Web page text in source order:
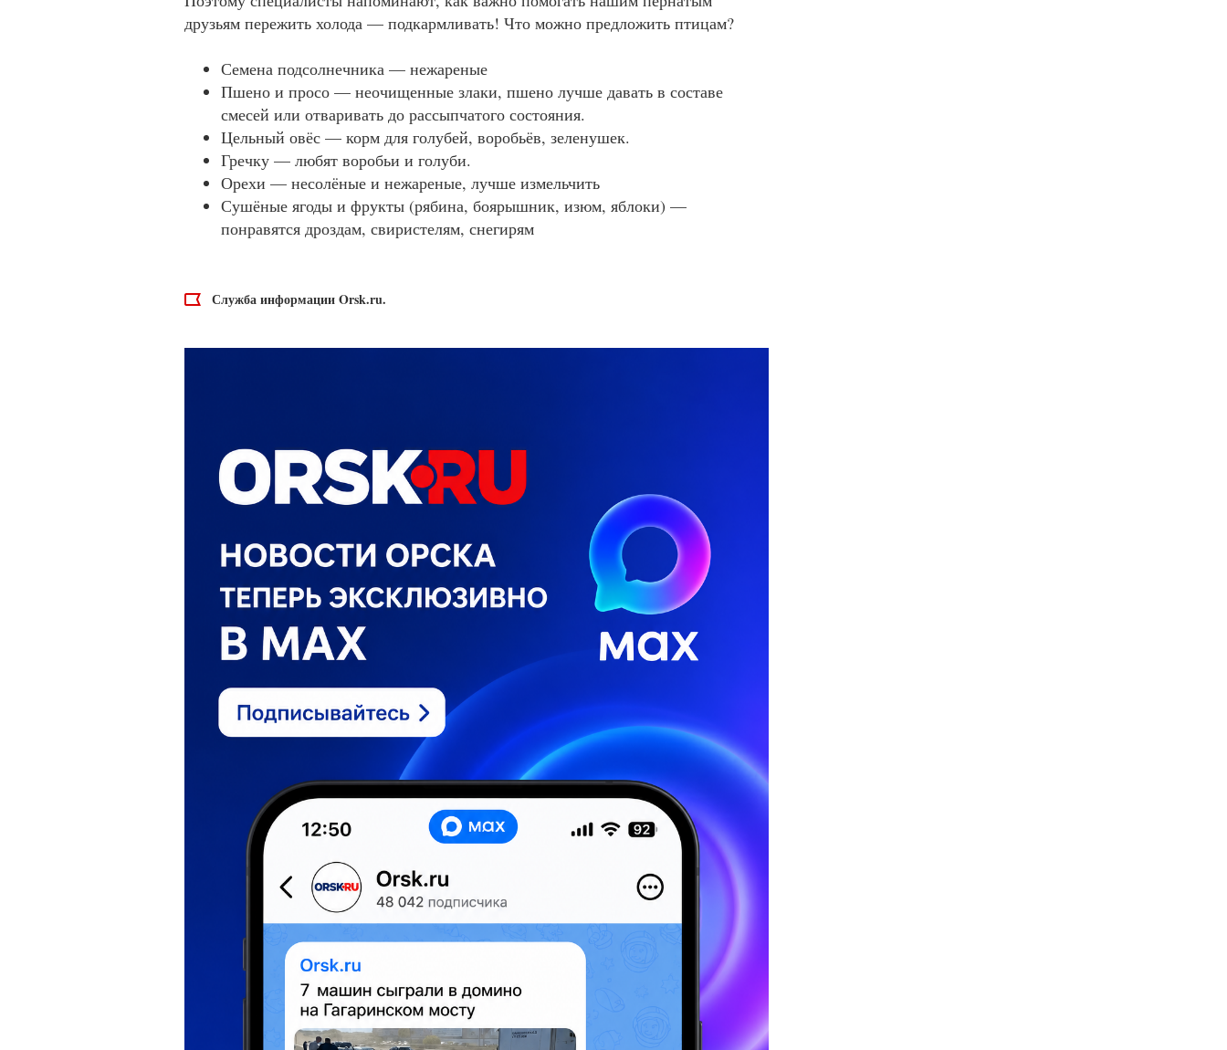
друзьям пережить холода — подкармливать! Что можно предложить птицам?
Семена подсолнечника — нежареные
Пшено и просо — неочищенные злаки, пшено лучше давать в составе
смесей или отваривать до рассыпчатого состояния.
Цельный овёс — корм для голубей, воробьёв, зеленушек.
Гречку — любят воробьи и голуби.
Орехи — несолёные и нежареные, лучше измельчить
Сушёные ягоды и фрукты (рябина, боярышник, изюм, яблоки) —
понравятся дроздам, свиристелям, снегирям
Служба информации Orsk.ru.